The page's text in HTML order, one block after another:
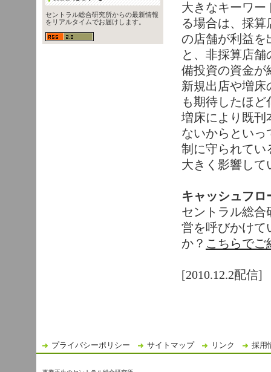
大きなキーワー
る場合は、採
の店舗が利益を
と、非採算店
備投資の資金が
新規出店や増床
も期待したほ
増床により既刊
ないからといっ
制に守られてい
大きく影響して
キャッシュフロ
セントラル総合
営を呼びかけて
か？ こちらでご
[2010.12.2配信]
セントラル総合研究所からの最新情報
をリアルタイムでお届けします。
プライバシーポリシー サイトマップ リンク 採用